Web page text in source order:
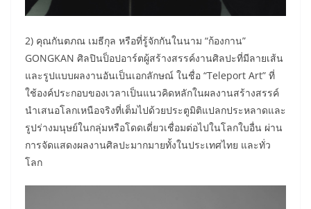
2) คุณกันตภณ เมธีกุล หรือที่รู้จักกันในนาม “ก้องกาน”
GONGKAN ศิลปินป็อปอาร์ตผู้สร้างสรรค์งานศิลปะที่มีลายเส้น
และรูปแบบผลงานอันเป็นเอกลักษณ์ ในชื่อ “Teleport Art” ที่
ใช้องค์ประกอบของเวลาเป็นแนวคิดหลักในผลงานสร้างสรรค์
นำเสนอโลกเหนือจริงที่เต็มไปด้วยประตูมิติแปลกประหลาดและ
รูปร่างมนุษย์ในกลุ่มหรือโดดเดี่ยวเชื่อมต่อไปในโลกใบอื่น ผ่าน
การจัดแสดงผลงานศิลปะมากมายทั้งในประเทศไทย และทั่ว
โลก